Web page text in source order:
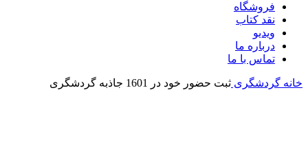
فروشگاه
نقد کتاب
ویدیو
درباره‌ ما
تماس با ما
خانه گردشگری ثبت حضور خود در 1601 جاذبه گردشگری